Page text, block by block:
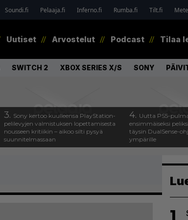
Soundi.fi Pelaaja.fi Inferno.fi Rumba.fi Tilt.fi
Uutiset Arvostelut Podcast Tilaa
SWITCH 2 XBOX SERIES X/S SONY
3. Sony kertoo kuulleensa PlayStation-
pelilevyjen valmistuksen lopettamisesta
nousseen kritiikin – aikoo silti pysyä
suunnitelmassaan
4. Uutta PS5-
ensimmäiseksi
täysin DualSense-
ympärille
1